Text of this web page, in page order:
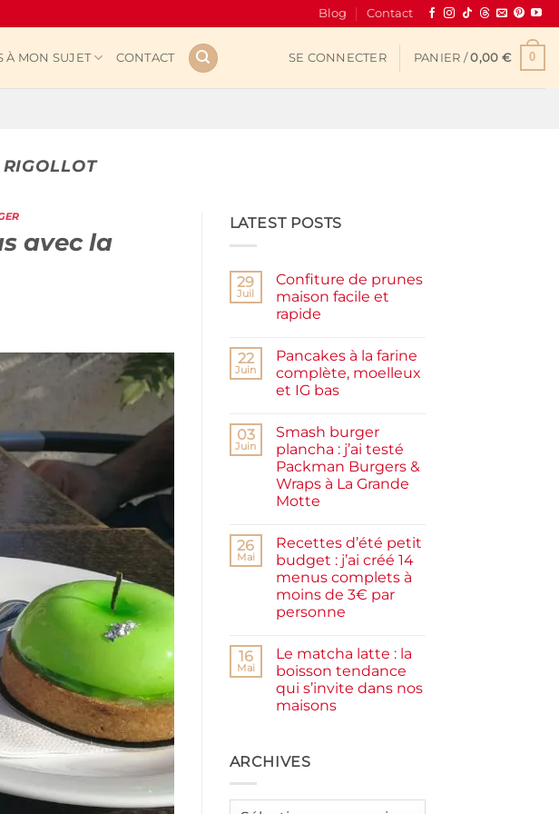
Blog Contact
À MON SUJET CONTACT SE CONNECTER PANIER /0,00 € 0
RIGOLLOT
avec la
LATEST POSTS
29
Juil
Confiture de prunes
maison facile et
rapide
sur
Confiture
de
prunes
et
rapide
22
Juin
Pancakes à la farine
complète, moelleux
et IG bas
sur
Pancakes
à
la
farine
complète,
moelleux
bas
03
Juin
Smash burger
plancha : j’ai testé
Packman Burgers &
Wraps à La Grande
Motte
sur
Smash
burger
plancha :
j’ai
testé
Packman
à
La
Grande
Motte
26
Mai
Recettes d’été petit
budget : j’ai créé 14
menus complets à
moins de 3€ par
personne
sur
Recettes
d’été
petit
budget
menus
complets
16
Mai
Le matcha latte : la
boisson tendance
qui s’invite dans nos
maisons
Le
matcha
ARCHIVES
Archives